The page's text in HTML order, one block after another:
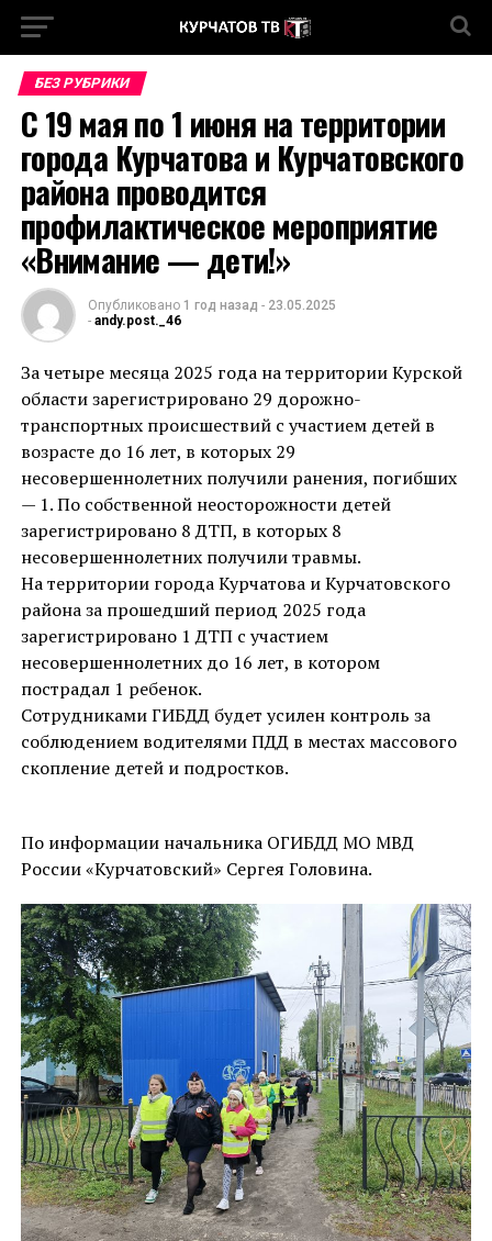
БЕЗ РУБРИКИ
С 19 мая по 1 июня на территории
города Курчатова и Курчатовского
района проводится
профилактическое мероприятие
«Внимание — дети!»
Опубликовано 1 год назад - 23.05.2025
- andy.post._46
За четыре месяца 2025 года на территории Курской
области зарегистрировано 29 дорожно-
транспортных происшествий с участием детей в
возрасте до 16 лет, в которых 29
несовершеннолетних получили ранения, погибших
— 1. По собственной неосторожности детей
зарегистрировано 8 ДТП, в которых 8
несовершеннолетних получили травмы.
На территории города Курчатова и Курчатовского
района за прошедший период 2025 года
зарегистрировано 1 ДТП с участием
несовершеннолетних до 16 лет, в котором
пострадал 1 ребенок.
Сотрудниками ГИБДД будет усилен контроль за
соблюдением водителями ПДД в местах массового
скопление детей и подростков.
По информации начальника ОГИБДД МО МВД
России «Курчатовский» Сергея Головина.